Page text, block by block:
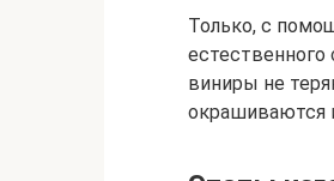
Только, с
естественного
виниры не
окрашиваются